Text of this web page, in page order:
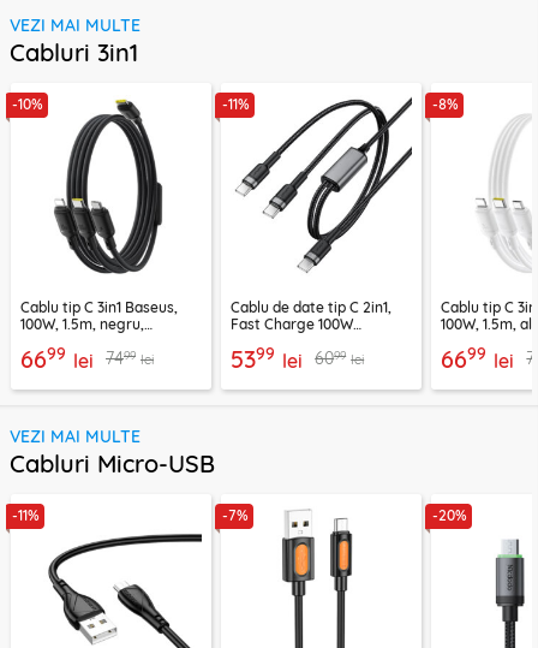
VEZI MAI MULTE
Cabluri 3in1
-10%
Cablu tip C 3in1 Baseus,
100W, 1.5m, negru,
6699 lei 7499 lei
-11%
Cablu de date tip C 2in1,
Fast Charge 100W
5399 lei 6099 lei
-8%
Cablu tip C
100W, 1.5m,
6699 lei
VEZI MAI MULTE
Cabluri Micro-USB
-11% -7% -20%